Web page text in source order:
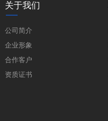
关于我们
公司简介
企业形象
合作客户
资质证书